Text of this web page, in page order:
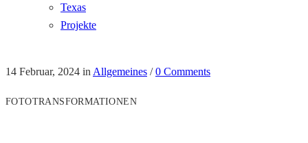
Texas
Projekte
14 Februar, 2024 in Allgemeines /0 Comments
FOTOTRANSFORMATIONEN